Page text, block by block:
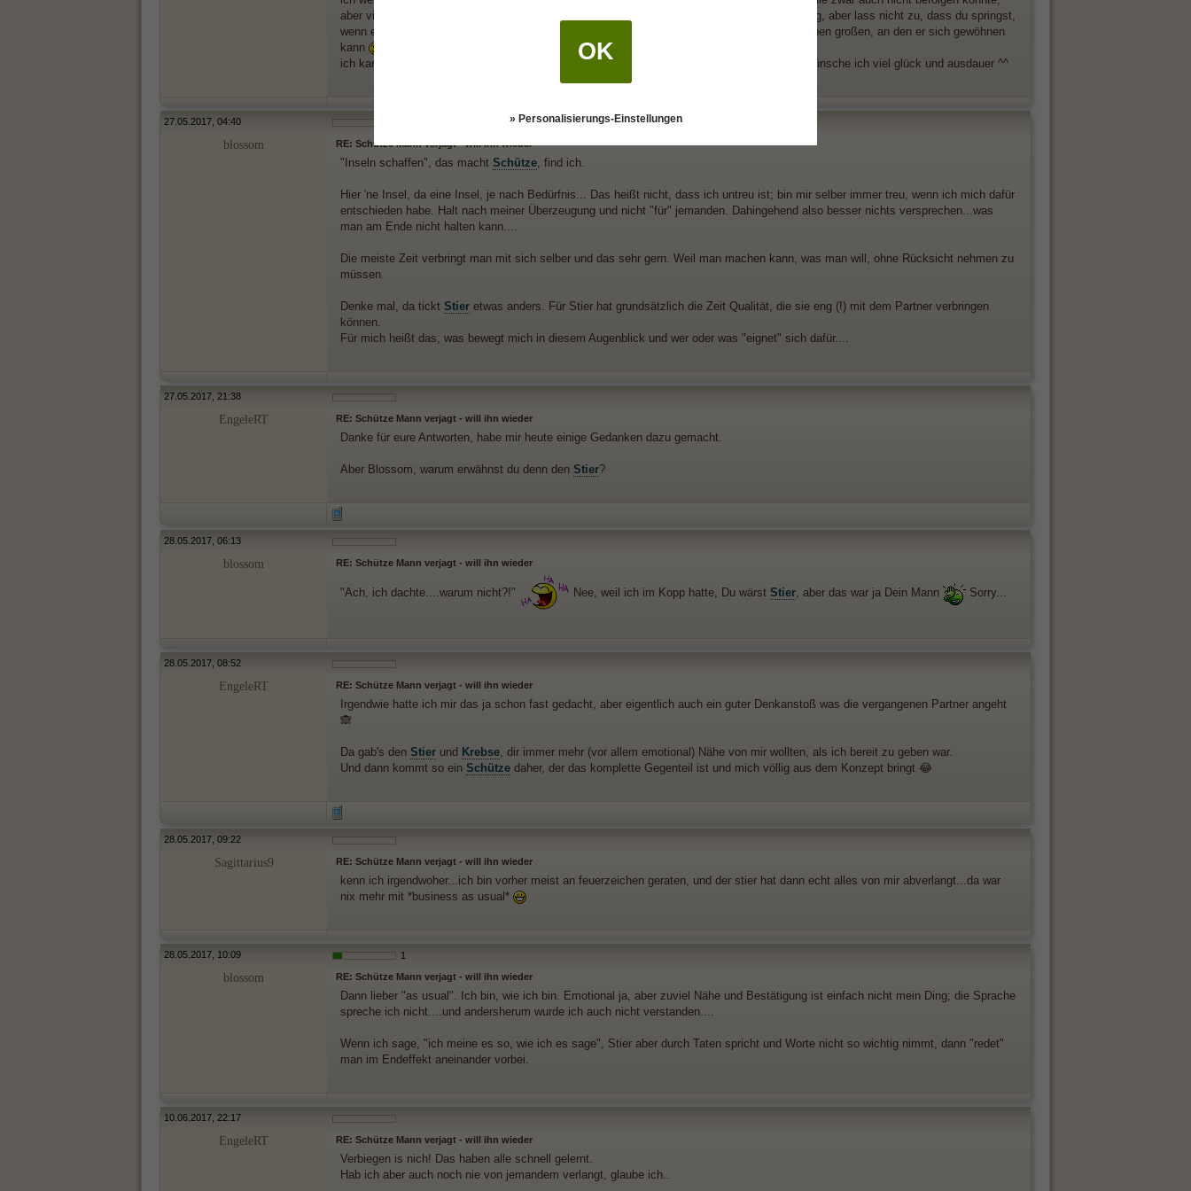
aber vielleicht bekommst du es hin: bleib locker, lass die leine lang. zeig ihm, er ist dir wichtig, aber lass nicht zu, dass du springst,
wenn er pfeift. bedauer, dass du dich nicht mit treffen kannst, setz DU den rahmen....aber einen großen, an den er sich gewöhnen
kann
ich kann meinen nicht für mich gewinnen in absehbarer zeit, zumindest nicht SO - aber dir wünsche ich viel glück und ausdauer ^^
27.05.2017, 04:40
blossom RE: Schütze Mann verjagt - will ihn wieder
"Inseln schaffen", das macht Schütze, find ich.
Hier 'ne Insel, da eine Insel, je nach Bedürfnis... Das heißt nicht, dass ich untreu ist; bin mir selber immer treu, wenn ich mich dafür
entschieden habe. Halt nach meiner Überzeugung und nicht "für" jemanden. Dahingehend also besser nichts versprechen...was
man am Ende nicht halten kann....
Die meiste Zeit verbringt man mit sich selber und das sehr gern. Weil man machen kann, was man will, ohne Rücksicht nehmen zu
müssen.
Denke mal, da tickt Stier etwas anders. Für Stier hat grundsätzlich die Zeit Qualität, die sie eng (!) mit dem Partner verbringen
können.
Für mich heißt das, was bewegt mich in diesem Augenblick und wer oder was "eignet" sich dafür....
27.05.2017, 21:38
EngeleRT RE: Schütze Mann verjagt - will ihn wieder
Danke für eure Antworten, habe mir heute einige Gedanken dazu gemacht.
Aber Blossom, warum erwähnst du denn den Stier?
28.05.2017, 06:13
blossom RE: Schütze Mann verjagt - will ihn wieder
"Ach, ich dachte....warum nicht?!" Nee, weil ich im Kopp hatte, Du wärst Stier, aber das war ja Dein Mann Sorry...
28.05.2017, 08:52
EngeleRT RE: Schütze Mann verjagt - will ihn wieder
Irgendwie hatte ich mir das ja schon fast gedacht, aber eigentlich auch ein guter Denkanstoß was die vergangenen Partner angeht
🙈
Da gab's den Stier und Krebse, dir immer mehr (vor allem emotional) Nähe von mir wollten, als ich bereit zu geben war.
Und dann kommt so ein Schütze daher, der das komplette Gegenteil ist und mich völlig aus dem Konzept bringt 😂
28.05.2017, 09:22
Sagittarius9 RE: Schütze Mann verjagt - will ihn wieder
kenn ich irgendwoher...ich bin vorher meist an feuerzeichen geraten, und der stier hat dann echt alles von mir abverlangt...da war
nix mehr mit *business as usual*
28.05.2017, 10:09 1
blossom RE: Schütze Mann verjagt - will ihn wieder
Dann lieber "as usual". Ich bin, wie ich bin. Emotional ja, aber zuviel Nähe und Bestätigung ist einfach nicht mein Ding; die Sprache
spreche ich nicht....und andersherum wurde ich auch nicht verstanden....
Wenn ich sage, "ich meine es so, wie ich es sage", Stier aber durch Taten spricht und Worte nicht so wichtig nimmt, dann "redet"
man im Endeffekt aneinander vorbei.
10.06.2017, 22:17
EngeleRT RE: Schütze Mann verjagt - will ihn wieder
Verbiegen is nich! Das haben alle schnell gelernt.
Hab ich aber auch noch nie von jemandem verlangt, glaube ich..
OK
» Personalisierungs-Einstellungen